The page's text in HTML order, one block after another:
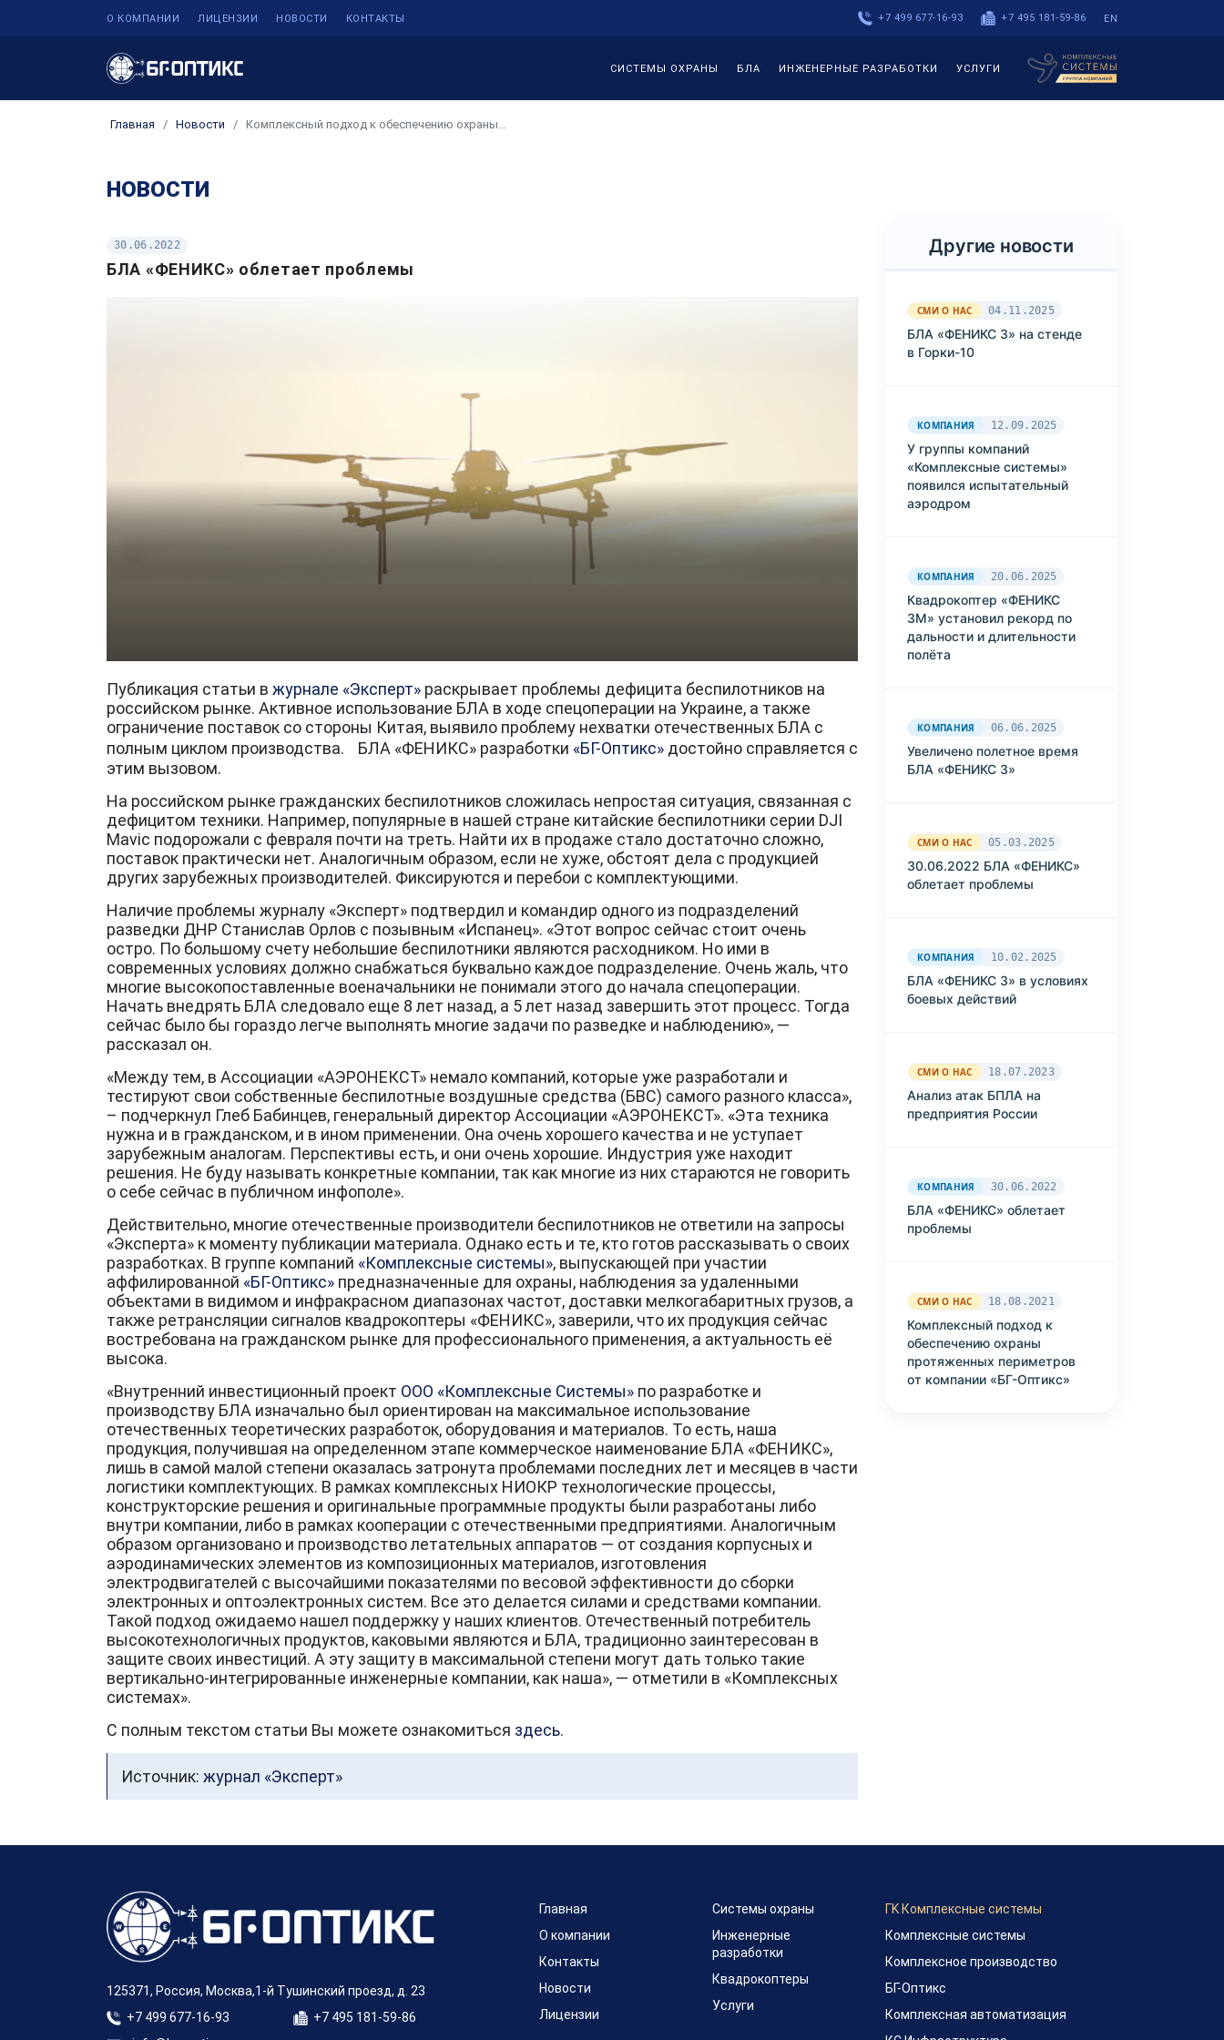
О КОМПАНИИ ЛИЦЕНЗИИ НОВОСТИ КОНТАКТЫ +7 499 677-16-93 +7 495 181-59-86 EN
СИСТЕМЫ ОХРАНЫ БЛА ИНЖЕНЕРНЫЕ РАЗРАБОТКИ УСЛУГИ
Главная Новости Комплексный подход к обеспечению охраны...
НОВОСТИ
30.06.2022
БЛА «ФЕНИКС» облетает проблемы
Публикация статьи в журнале «Эксперт» раскрывает проблемы дефицита беспилотников на
российском рынке. Активное использование БЛА в ходе спецоперации на Украине, а также
ограничение поставок со стороны Китая, выявило проблему нехватки отечественных БЛА с
полным циклом производства. БЛА «ФЕНИКС» разработки «БГ-Оптикс» достойно справляется с
этим вызовом.
На российском рынке гражданских беспилотников сложилась непростая ситуация, связанная с
дефицитом техники. Например, популярные в нашей стране китайские беспилотники серии DJI
Mavic подорожали с февраля почти на треть. Найти их в продаже стало достаточно сложно,
поставок практически нет. Аналогичным образом, если не хуже, обстоят дела с продукцией
других зарубежных производителей. Фиксируются и перебои с комплектующими.
Наличие проблемы журналу «Эксперт» подтвердил и командир одного из подразделений
разведки ДНР Станислав Орлов с позывным «Испанец». «Этот вопрос сейчас стоит очень
остро. По большому счету небольшие беспилотники являются расходником. Но ими в
современных условиях должно снабжаться буквально каждое подразделение. Очень жаль, что
многие высокопоставленные военачальники не понимали этого до начала спецоперации.
Начать внедрять БЛА следовало еще 8 лет назад, а 5 лет назад завершить этот процесс. Тогда
сейчас было бы гораздо легче выполнять многие задачи по разведке и наблюдению», —
рассказал он.
«Между тем, в Ассоциации «АЭРОНЕКСТ» немало компаний, которые уже разработали и
тестируют свои собственные беспилотные воздушные средства (БВС) самого разного класса»,
– подчеркнул Глеб Бабинцев, генеральный директор Ассоциации «АЭРОНЕКСТ». «Эта техника
нужна и в гражданском, и в ином применении. Она очень хорошего качества и не уступает
зарубежным аналогам. Перспективы есть, и они очень хорошие. Индустрия уже находит
решения. Не буду называть конкретные компании, так как многие из них стараются не говорить
о себе сейчас в публичном инфополе».
Действительно, многие отечественные производители беспилотников не ответили на запросы
«Эксперта» к моменту публикации материала. Однако есть и те, кто готов рассказывать о своих
разработках. В группе компаний «Комплексные системы», выпускающей при участии
аффилированной «БГ-Оптикс» предназначенные для охраны, наблюдения за удаленными
объектами в видимом и инфракрасном диапазонах частот, доставки мелкогабаритных грузов, а
также ретрансляции сигналов квадрокоптеры «ФЕНИКС», заверили, что их продукция сейчас
востребована на гражданском рынке для профессионального применения, а актуальность её
высока.
«Внутренний инвестиционный проект ООО «Комплексные Системы» по разработке и
производству БЛА изначально был ориентирован на максимальное использование
отечественных теоретических разработок, оборудования и материалов. То есть, наша
продукция, получившая на определенном этапе коммерческое наименование БЛА «ФЕНИКС»,
лишь в самой малой степени оказалась затронута проблемами последних лет и месяцев в части
логистики комплектующих. В рамках комплексных НИОКР технологические процессы,
конструкторские решения и оригинальные программные продукты были разработаны либо
внутри компании, либо в рамках кооперации с отечественными предприятиями. Аналогичным
образом организовано и производство летательных аппаратов — от создания корпусных и
аэродинамических элементов из композиционных материалов, изготовления
электродвигателей с высочайшими показателями по весовой эффективности до сборки
электронных и оптоэлектронных систем. Все это делается силами и средствами компании.
Такой подход ожидаемо нашел поддержку у наших клиентов. Отечественный потребитель
высокотехнологичных продуктов, каковыми являются и БЛА, традиционно заинтересован в
защите своих инвестиций. А эту защиту в максимальной степени могут дать только такие
вертикально-интегрированные инженерные компании, как наша», — отметили в «Комплексных
системах».
С полным текстом статьи Вы можете ознакомиться здесь.
Источник: журнал «Эксперт»
Другие новости
СМИ О НАС 04.11.2025
БЛА «ФЕНИКС 3» на стенде
в Горки-10
КОМПАНИЯ 12.09.2025
У группы компаний
«Комплексные системы»
появился испытательный
аэродром
КОМПАНИЯ 20.06.2025
Квадрокоптер «ФЕНИКС
3М» установил рекорд по
дальности и длительности
полёта
КОМПАНИЯ 06.06.2025
Увеличено полетное время
БЛА «ФЕНИКС 3»
СМИ О НАС 05.03.2025
30.06.2022 БЛА «ФЕНИКС»
облетает проблемы
КОМПАНИЯ 10.02.2025
БЛА «ФЕНИКС 3» в условиях
боевых действий
СМИ О НАС 18.07.2023
Анализ атак БПЛА на
предприятия России
КОМПАНИЯ 30.06.2022
БЛА «ФЕНИКС» облетает
проблемы
СМИ О НАС 18.08.2021
Комплексный подход к
обеспечению охраны
протяженных периметров
от компании «БГ-Оптикс»
125371, Россия, Москва,1-й Тушинский проезд, д. 23
+7 499 677-16-93
+7 495 181-59-86
Главная
О компании
Контакты
Новости
Лицензии
Системы охраны
Инженерные
разработки
Квадрокоптеры
Услуги
ГK Комплексные системы
Комплексные системы
Комплексное производство
БГ-Оптикс
Комплексная автоматизация